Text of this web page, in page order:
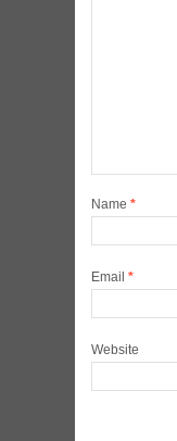
Name *
Email *
Website